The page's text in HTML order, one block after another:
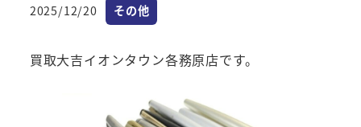
投稿日
2025/12/20 カテゴリー
その他
買取大吉イオンタウン各務原店です。